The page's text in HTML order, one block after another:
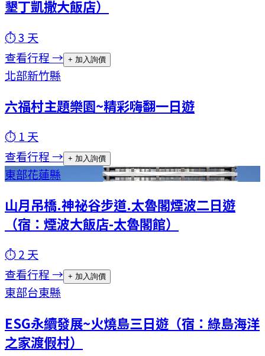
墾丁凱撒大飯店）
⏱3 天
查看行程 → + 加入詢價
北部新竹縣
六福村主題樂園~精彩嗨翻一日遊
⏱ 1 天
查看行程 → + 加入詢價
東部花蓮縣
山月吊橋.神祕谷步道.太魯閣煙波二日遊
（宿：煙波大飯店-太魯閣館）
⏱2 天
查看行程 → + 加入詢價
東部台東縣
ESG永續發展~火燒島三日遊（宿：綠島海洋
之家渡假村）